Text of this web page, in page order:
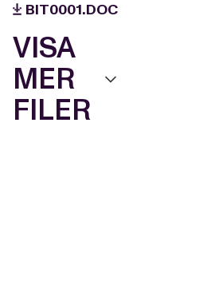
BIT0001.DOC
VISA
MER
FILER